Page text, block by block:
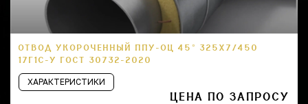
ОТВОД УКОРОЧЕННЫЙ ППУ-ОЦ 45° 325Х7/450
17Г1С-У ГОСТ 30732-2020
ХАРАКТЕРИСТИКИ
ЦЕНА ПО ЗАПРОСУ